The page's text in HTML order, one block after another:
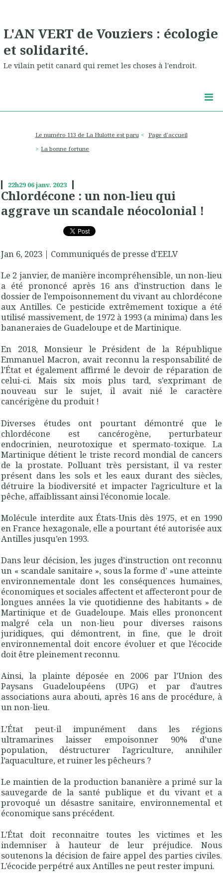
L'AN VERT de Vouziers : écologie
et solidarité.
Le vilain petit canard qui remet les choses à l'endroit.
Le numéro 113 de La Hulotte est paru
Page d'accueil
La bonne fortune
22h29 06janv. 2023
Chlordécone : un non-lieu qui
aggrave un scandale néocolonial !
Jan 6, 2023 | Communiqués de presse d'EELV
Le 2 janvier, de manière incompréhensible, un non-lieu
a été prononcé après 16 ans d’instruction dans le
dossier de l’empoisonnement du vivant au chlordécone
aux Antilles. Ce pesticide extrêmement toxique a été
utilisé massivement, de 1972 à 1993 (a minima) dans les
bananeraies de Guadeloupe et de Martinique.
En 2018, Monsieur le Président de la République
Emmanuel Macron, avait reconnu la responsabilité de
l’État et également affirmé le devoir de réparation de
celui-ci. Mais six mois plus tard, s’exprimant de
nouveau sur le sujet, il avait nié le caractère
cancérigène du produit !
Diverses études ont pourtant démontré que le
chlordécone est cancérogène, perturbateur
endocrinien, neurotoxique et spermato-toxique. La
Martinique détient le triste record mondial de cancers
de la prostate. Polluant très persistant, il va rester
présent dans les sols et les eaux durant des siècles,
détruire la biodiversité et impacter l’agriculture et la
pêche, affaiblissant ainsi l’économie locale.
Molécule interdite aux États-Unis dès 1975, et en 1990
en France hexagonale, elle a pourtant été autorisée aux
Antilles jusqu’en 1993.
Dans leur décision, les juges d’instruction ont reconnu
un « scandale sanitaire », sous la forme d’ »une atteinte
environnementale dont les conséquences humaines,
économiques et sociales affectent et affecteront pour de
longues années la vie quotidienne des habitants » de
Martinique et de Guadeloupe. Mais elles prononcent
malgré cela un non-lieu pour diverses raisons
juridiques, qui démontrent, in fine, que le droit
environnemental doit encore évoluer et que l’écocide
doit être pleinement reconnu.
Ainsi, la plainte déposée en 2006 par l’Union des
Paysans Guadeloupéens (UPG) et par d’autres
associations aura abouti, après 16 ans de procédure, à
un non-lieu.
L’État peut-il impunément dans les régions
ultramarines laisser empoisonner 90% d’une
population, déstructurer l’agriculture, annihiler
l’aquaculture, et ruiner les pêcheurs ?
Le maintien de la production bananière a primé sur la
sauvegarde de la santé publique et du vivant et a
provoqué un désastre sanitaire, environnemental et
économique sans précédent.
L’État doit reconnaitre toutes les victimes et les
indemniser à hauteur de leur préjudice. Nous
soutenons la décision de faire appel des parties civiles.
L’écocide perpétré aux Antilles ne peut rester impuni.